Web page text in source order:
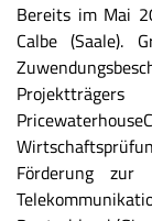
Bereits im Mai
Calbe (Saale).
Förderung zur